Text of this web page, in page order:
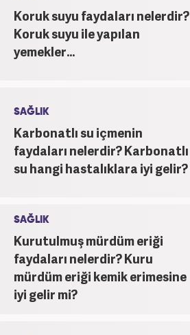
Koruk suyu faydaları nelerdir?
Koruk suyu ile yapılan
yemekler...
SAĞLIK
Karbonatlı su içmenin
faydaları nelerdir? Karbonatlı
su hangi hastalıklara iyi gelir?
SAĞLIK
Kurutulmuş mürdüm eriği
faydaları nelerdir? Kuru
mürdüm eriği kemik erimesine
iyi gelir mi?